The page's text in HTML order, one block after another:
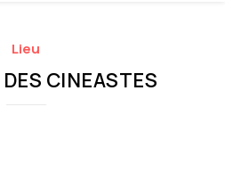
Lieu
CINEASTES